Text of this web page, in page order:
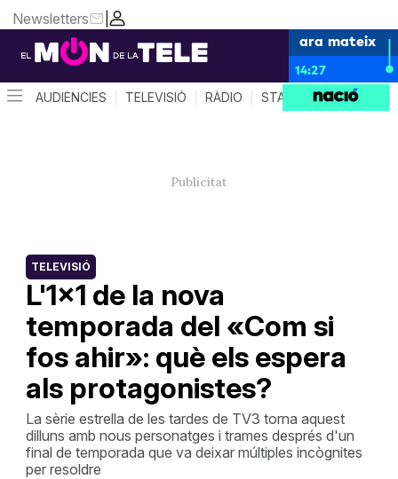
|
Newsletters
ara mateix
14:27
AUDIÈNCIES TELEVISIÓ RÀDIO STAR SYSTEM
L'1x1 de la nova
temporada del «Com si
fos ahir»: què els espera
als protagonistes?
TELEVISIÓ
La sèrie estrella de les tardes de TV3 torna aquest
dilluns amb nous personatges i trames després d'un
final de temporada que va deixar múltiples incògnites
per resoldre